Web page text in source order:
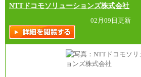
NTTドコモソリューションズ株式会社
02月09日更新